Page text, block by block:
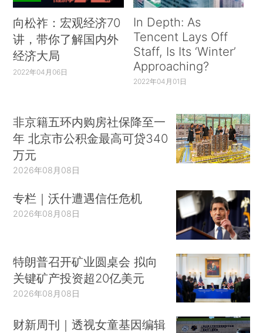
向松祚：宏观经济70
讲，带你了解国内外
经济大局
2022年04月06日
In Depth: As
Tencent Lays Off
Staff, Is Its ‘Winter’
Approaching?
2022年04月01日
非京籍五环内购房社保降至一
年 北京市公积金最高可贷340
万元
2026年08月08日
专栏｜沃什遭遇信任危机
2026年08月08日
特朗普召开矿业圆桌会 拟向
关键矿产投资超20亿美元
2026年08月08日
财新周刊｜透视女童基因编辑